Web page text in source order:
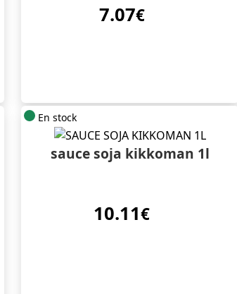
7.07€
En stock
sauce soja kikkoman 1l
10.11€